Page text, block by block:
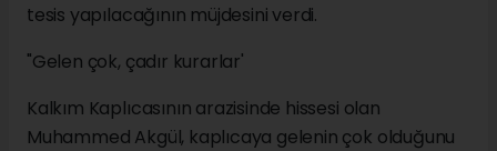
tesis yapılacağının müjdesini verdi.
"Gelen çok, çadır kurarlar'
Kalkım Kaplıcasının arazisinde hissesi olan
Muhammed Akgül, kaplıcaya gelenin çok olduğunu